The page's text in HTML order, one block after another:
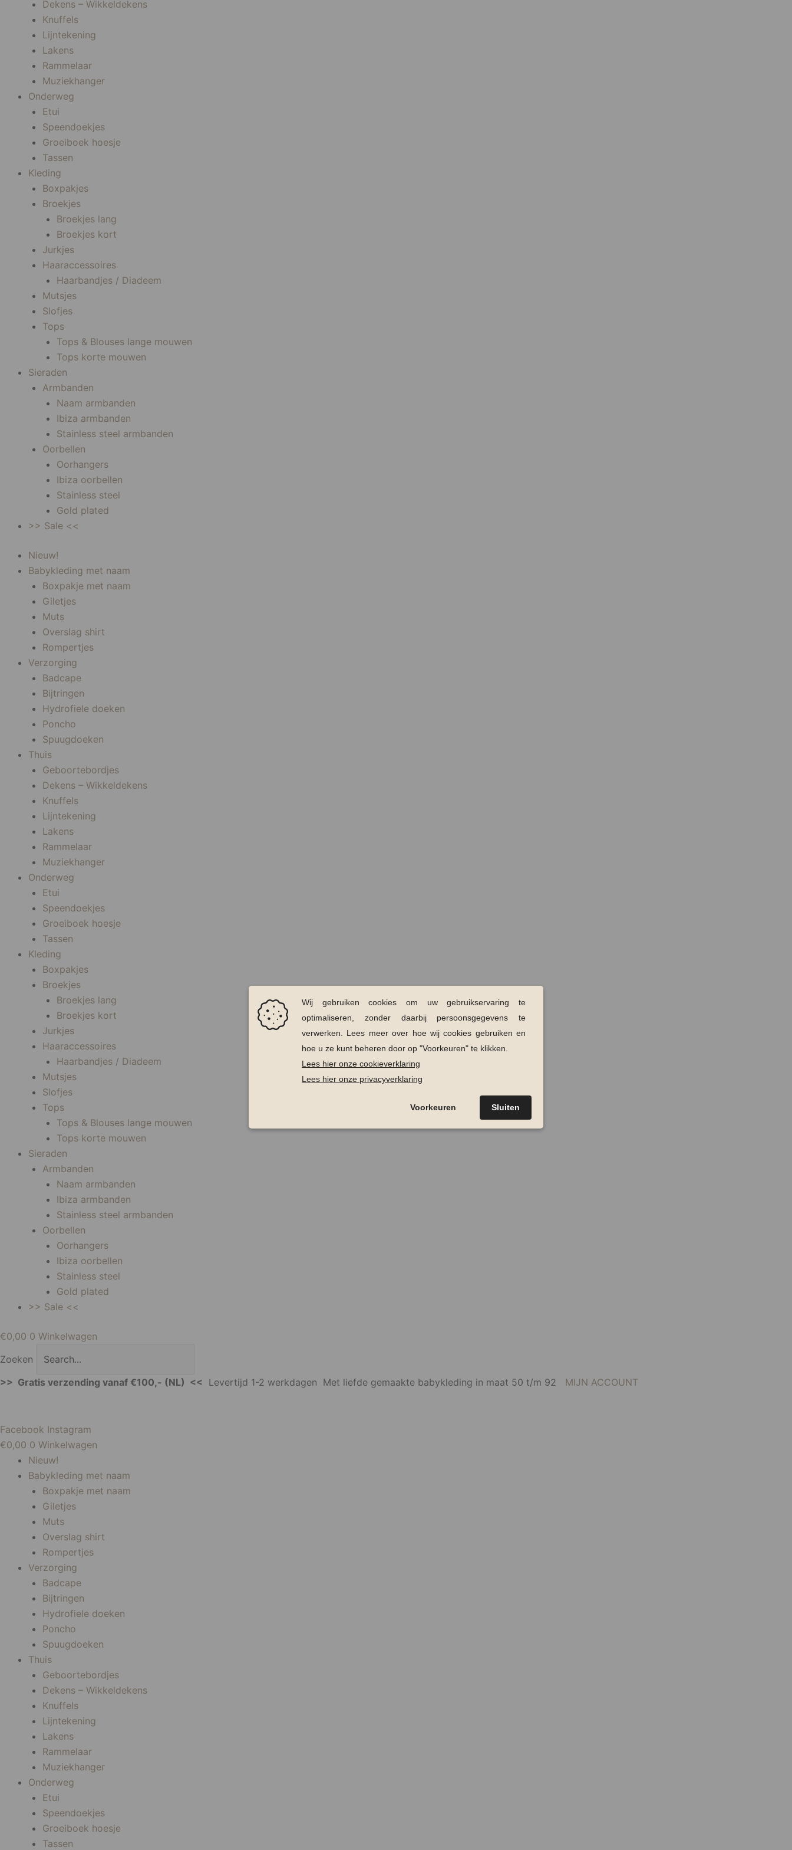
Dekens – Wikkeldekens
Knuffels
Lijntekening
Lakens
Rammelaar
Muziekhanger
Onderweg
Etui
Speendoekjes
Groeiboek hoesje
Tassen
Kleding
Boxpakjes
Broekjes
Broekjes lang
Broekjes kort
Jurkjes
Haaraccessoires
Haarbandjes / Diadeem
Mutsjes
Slofjes
Tops
Tops & Blouses lange mouwen
Tops korte mouwen
Sieraden
Armbanden
Naam armbanden
Ibiza armbanden
Stainless steel armbanden
Oorbellen
Oorhangers
Ibiza oorbellen
Stainless steel
Gold plated
>> Sale <<
Nieuw!
Babykleding met naam
Boxpakje met naam
Giletjes
Muts
Overslag shirt
Rompertjes
Verzorging
Badcape
Bijtringen
Hydrofiele doeken
Poncho
Spuugdoeken
Thuis
Geboortebordjes
Dekens – Wikkeldekens
Knuffels
Lijntekening
Lakens
Rammelaar
Muziekhanger
Onderweg
Etui
Speendoekjes
Groeiboek hoesje
Tassen
Kleding
Boxpakjes
Broekjes
Broekjes lang
Broekjes kort
Jurkjes
Haaraccessoires
Haarbandjes / Diadeem
Mutsjes
Slofjes
Tops
Tops & Blouses lange mouwen
Tops korte mouwen
Sieraden
Armbanden
Naam armbanden
Ibiza armbanden
Stainless steel armbanden
Oorbellen
Oorhangers
Ibiza oorbellen
Stainless steel
Gold plated
>> Sale <<
€0,00 0 Winkelwagen
Zoeken
>> Gratis verzending vanaf €100,- (NL) << Levertijd 1-2 werkdagen Met liefde gemaakte babykleding in maat 50 t/m 92 MIJN ACCOUNT
Facebook Instagram
€0,00 0 Winkelwagen
Nieuw!
Babykleding met naam
Boxpakje met naam
Giletjes
Muts
Overslag shirt
Rompertjes
Verzorging
Badcape
Bijtringen
Hydrofiele doeken
Poncho
Spuugdoeken
Thuis
Geboortebordjes
Dekens – Wikkeldekens
Knuffels
Lijntekening
Lakens
Rammelaar
Muziekhanger
Onderweg
Etui
Speendoekjes
Groeiboek hoesje
Tassen